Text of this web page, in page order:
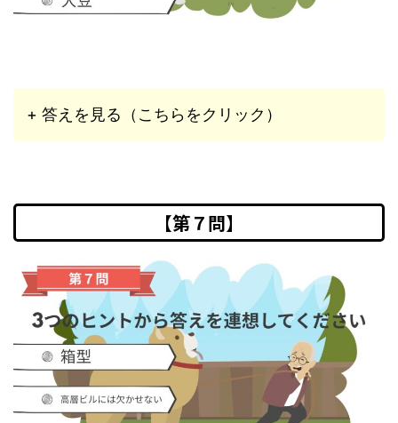
+ 答えを見る（こちらをクリック）
【第７問】